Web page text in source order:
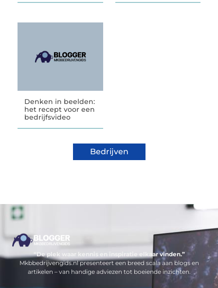
Denken in beelden:
het recept voor een
bedrijfsvideo
Bedrijven
“De plek waar kennis en inspiratie elkaar vinden.”
Mkbbedrijvengids.nl presenteert een breed scala aan blogs en
artikelen – van handige adviezen tot boeiende inzichten.